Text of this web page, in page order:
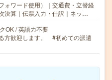
ォワード使用）｜交通費・立替経
決算｜伝票入力・仕訳｜ネッ…
OK / 英語力不要
方歓迎します。 #初めての派遣